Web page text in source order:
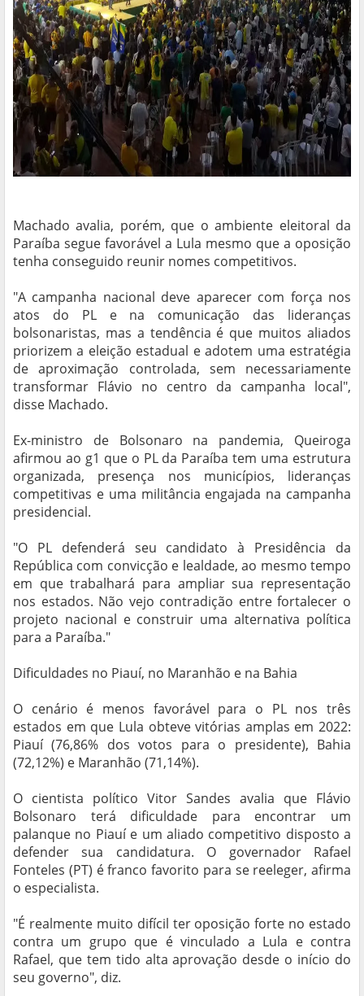
Machado avalia, porém, que o ambiente eleitoral da
Paraíba segue favorável a Lula mesmo que a oposição
tenha conseguido reunir nomes competitivos.
"A campanha nacional deve aparecer com força nos
atos do PL e na comunicação das lideranças
bolsonaristas, mas a tendência é que muitos aliados
priorizem a eleição estadual e adotem uma estratégia
de aproximação controlada, sem necessariamente
transformar Flávio no centro da campanha local",
disse Machado.
Ex-ministro de Bolsonaro na pandemia, Queiroga
afirmou ao g1 que o PL da Paraíba tem uma estrutura
organizada, presença nos municípios, lideranças
competitivas e uma militância engajada na campanha
presidencial.
"O PL defenderá seu candidato à Presidência da
República com convicção e lealdade, ao mesmo tempo
em que trabalhará para ampliar sua representação
nos estados. Não vejo contradição entre fortalecer o
projeto nacional e construir uma alternativa política
para a Paraíba."
Dificuldades no Piauí, no Maranhão e na Bahia
O cenário é menos favorável para o PL nos três
estados em que Lula obteve vitórias amplas em 2022:
Piauí (76,86% dos votos para o presidente), Bahia
(72,12%) e Maranhão (71,14%).
O cientista político Vitor Sandes avalia que Flávio
Bolsonaro terá dificuldade para encontrar um
palanque no Piauí e um aliado competitivo disposto a
defender sua candidatura. O governador Rafael
Fonteles (PT) é franco favorito para se reeleger, afirma
o especialista.
"É realmente muito difícil ter oposição forte no estado
contra um grupo que é vinculado a Lula e contra
Rafael, que tem tido alta aprovação desde o início do
seu governo", diz.